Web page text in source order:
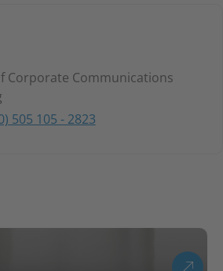
Corporate Communications
505 105 - 2823